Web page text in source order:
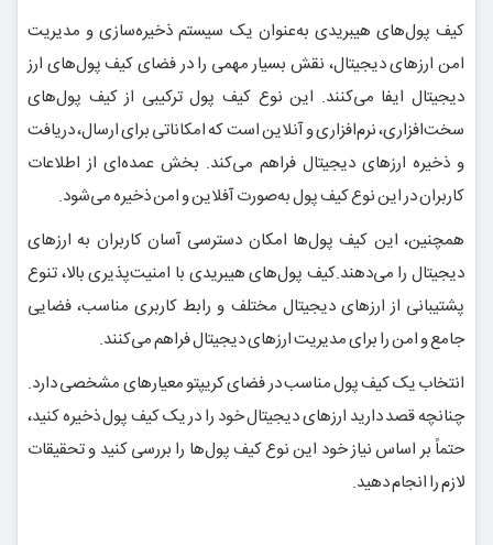
کیف پول‌های هیبریدی به‌عنوان یک سیستم ذخیره‌سازی و مدیریت
امن ارزهای دیجیتال، نقش بسیار مهمی را در فضای کیف پول‌های ارز
دیجیتال ایفا می‌کنند. این نوع کیف پول ترکیبی از کیف پول‌های
سخت‌افزاری، نرم‌افزاری و آنلاین است که امکاناتی برای ارسال، دریافت
و ذخیره ارزهای دیجیتال فراهم می‌کند. بخش عمده‌ای از اطلاعات
کاربران در این نوع کیف پول به‌صورت آفلاین و امن ذخیره می‌شود.
همچنین، این کیف پول‌ها امکان دسترسی آسان کاربران به ارزهای
دیجیتال را می‌دهند.کیف پول‌های هیبریدی با امنیت‌پذیری بالا، تنوع
پشتیبانی از ارزهای دیجیتال مختلف و رابط کاربری مناسب، فضایی
جامع و امن را برای مدیریت ارزهای دیجیتال فراهم می‌کنند.
انتخاب یک کیف پول مناسب در فضای کریپتو معیارهای مشخصی دارد.
چنانچه قصد دارید ارزهای دیجیتال خود را در یک کیف پول ذخیره کنید،
حتماً بر اساس نیاز خود این نوع کیف پول‌ها را بررسی کنید و تحقیقات
لازم را انجام دهید.